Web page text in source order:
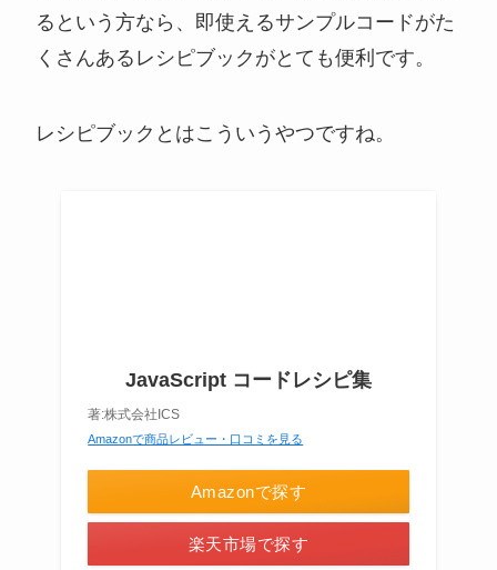
るという方なら、即使えるサンプルコードがた
くさんあるレシピブックがとても便利です。
レシピブックとはこういうやつですね。
JavaScript コードレシピ集
著:株式会社ICS
Amazonで商品レビュー・口コミを見る
Amazonで探す
楽天市場で探す